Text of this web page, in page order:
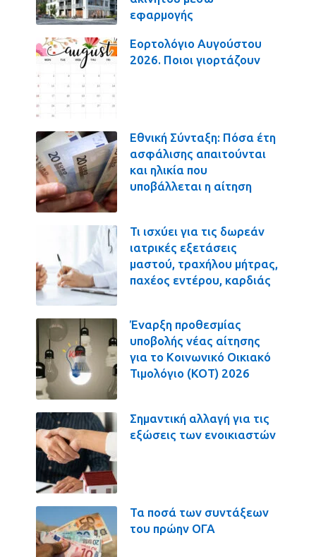
εφαρμογής
Εορτολόγιο Αυγούστου
2026. Ποιοι γιορτάζουν
Εθνική Σύνταξη: Πόσα έτη
ασφάλισης απαιτούνται
και ηλικία που
υποβάλλεται η αίτηση
Τι ισχύει για τις δωρεάν
ιατρικές εξετάσεις
μαστού, τραχήλου μήτρας,
παχέος εντέρου, καρδιάς
Έναρξη προθεσμίας
υποβολής νέας αίτησης
για το Κοινωνικό Οικιακό
Τιμολόγιο (ΚΟΤ) 2026
Σημαντική αλλαγή για τις
εξώσεις των ενοικιαστών
Τα ποσά των συντάξεων
του πρώην ΟΓΑ